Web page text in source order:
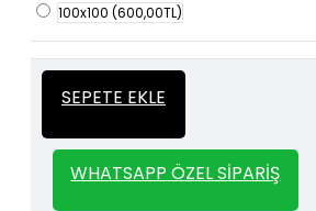
100x100 (600,00TL)
SEPETE EKLE
WHATSAPP ÖZEL SIPARIŞ
Kalın
İtalyan Sıva ve
kullanılan kalın stencil
geçebilirsiniz.